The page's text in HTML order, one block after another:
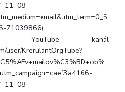
71039866)
YouTube kanál
user/KrerulantOrgTube?